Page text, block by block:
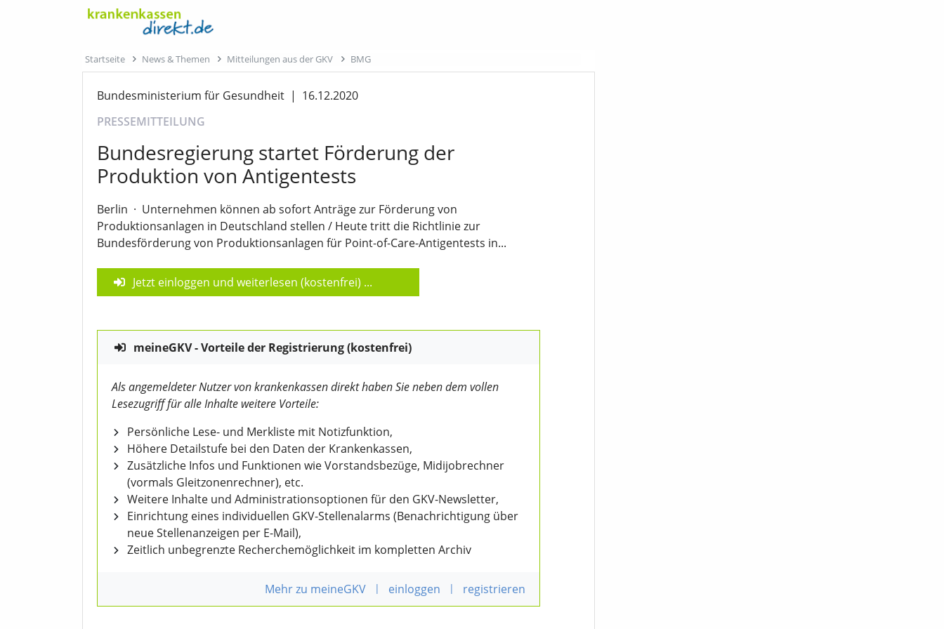
Startseite News & Themen Mitteilungen aus der GKV BMG
Bundesministerium für Gesundheit | 16.12.2020
PRESSEMITTEILUNG
Bundesregierung startet Förderung der
Produktion von Antigentests
Berlin · Unternehmen können ab sofort Anträge zur Förderung von
Produktionsanlagen in Deutschland stellen / Heute tritt die Richtlinie zur
Bundesförderung von Produktionsanlagen für Point-of-Care-Antigentests in...
Jetzt einloggen und weiterlesen (kostenfrei) ...
meineGKV - Vorteile der Registrierung (kostenfrei)
Als angemeldeter Nutzer von krankenkassen direkt haben Sie neben dem vollen
Lesezugriff für alle Inhalte weitere Vorteile:
Persönliche Lese- und Merkliste mit Notizfunktion,
Höhere Detailstufe bei den Daten der Krankenkassen,
Zusätzliche Infos und Funktionen wie Vorstandsbezüge, Midijobrechner
(vormals Gleitzonenrechner), etc.
Weitere Inhalte und Administrationsoptionen für den GKV-Newsletter,
Einrichtung eines individuellen GKV-Stellenalarms (Benachrichtigung über
neue Stellenanzeigen per E-Mail),
Zeitlich unbegrenzte Recherchemöglichkeit im kompletten Archiv
Mehr zu meineGKV | einloggen | registrieren